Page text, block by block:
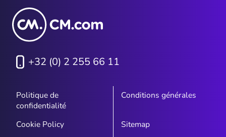
+32 (0) 2 255 66 11
Politique de
confidentialité
Conditions générales
Cookie Policy
Sitemap